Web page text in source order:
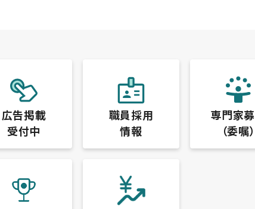
広告掲載
受付中
職員採用
情報
専門家
（委嘱）